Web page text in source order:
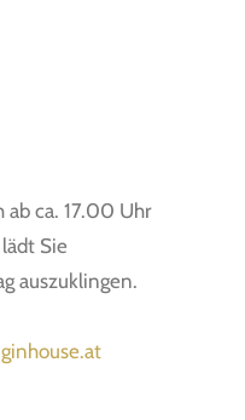
ab ca. 17.00 Uhr
Sie
auszuklingen.